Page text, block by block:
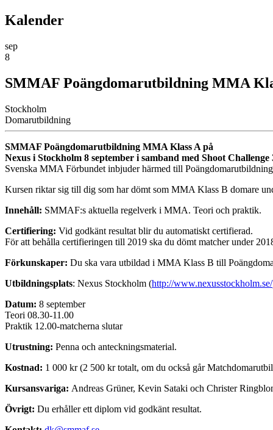
Kalender
sep
8
SMMAF Poängdomarutbildning MMA
Stockholm
Domarutbildning
SMMAF Poängdomarutbildning MMA Klass A på
Nexus i Stockholm 8 september i samband med Shoot Challenge
Svenska MMA Förbundet inbjuder härmed till
Kursen riktar sig till dig som har dömt som MMA Klass B domare
Innehåll: SMMAF:s aktuella regelverk i MMA. Teori och praktik.
Certifiering: Vid godkänt resultat blir du automatiskt certifierad.
För att behålla certifieringen till 2019 ska du dömt matcher under
Förkunskaper: Du ska vara utbildad i MMA Klass B till
Utbildningsplats: Nexus Stockholm (http://www.nexusstockholm.se/
Datum: 8 september
Teori 08.30-11.00
Praktik 12.00-matcherna slutar
Utrustning: Penna och anteckningsmaterial.
Kostnad: 1 000 kr (2 500 kr totalt, om du också går
Kursansvariga: Andreas Grüner, Kevin Sataki och Christer
Övrigt: Du erhåller ett diplom vid godkänt resultat.